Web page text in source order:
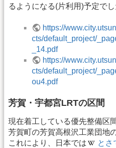
るようになる(片利用)予定でし
https://
cts/default_project/
_14.pdf
https://
cts/default_project/
ou4.pdf
芳賀・宇都宮LRTの区間
現在着工している優先整備区
芳賀町の芳賀高根沢工業団地
これにより、日本では
とさ